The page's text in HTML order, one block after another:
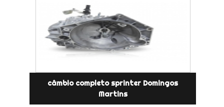
câmbio completo sprinter Domingos
Martins